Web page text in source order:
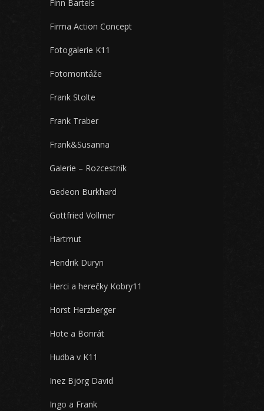
Finn Bartels
Firma Action Concept
Fotogalerie K11
Fotomontáže
Frank Stolte
Frank Traber
Frank&Susanna
Galerie – Rozcestník
Gedeon Burkhard
Gottfried Vollmer
Hartmut
Hendrik Duryn
Herci a herečky Kobry11
Horst Herzberger
Hote a Bonrát
Hudba v K11
Inez Björg David
Ingo a Frank